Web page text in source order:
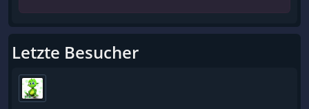
Letzte Besucher